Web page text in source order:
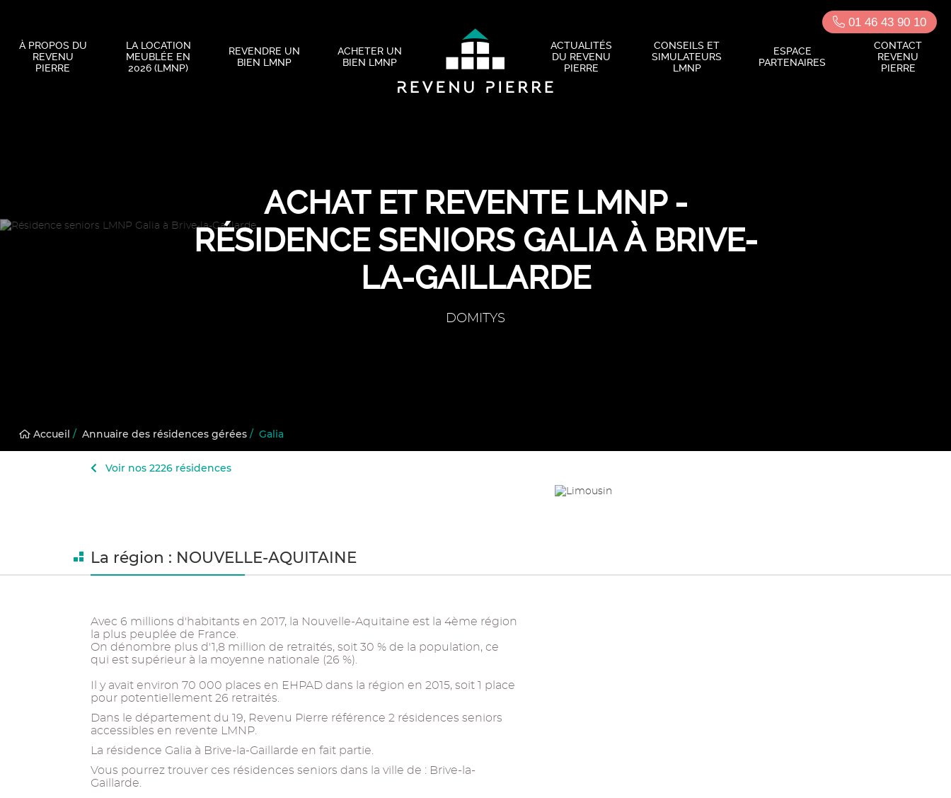
À PROPOS DU
REVENU
PIERRE
LA LOCATION
MEUBLÉE EN
2026 (LMNP)
REVENDRE UN
BIEN LMNP
ACHETER UN
BIEN LMNP
ACTUALITÉS
DU REVENU
PIERRE
CONSEILS ET
SIMULATEURS
LMNP
ESPACE
PARTENAIRES
CONTACT
REVENU
PIERRE
01 46 43 90 10
ACHAT ET REVENTE LMNP -
RÉSIDENCE SENIORS GALIA À BRIVE-
LA-GAILLARDE
DOMITYS
Accueil / Annuaire des résidences gérées / Galia
Voir nos 2226 résidences
La région : NOUVELLE-AQUITAINE
Avec 6 millions d'habitants en 2017, la Nouvelle-Aquitaine est la 4ème région
la plus peuplée de France.
On dénombre plus d'1,8 million de retraités, soit 30 % de la population, ce
qui est supérieur à la moyenne nationale (26 %).
Il y avait environ 70 000 places en EHPAD dans la région en 2015, soit 1 place
pour potentiellement 26 retraités.
Dans le département du 19, Revenu Pierre référence 2 résidences seniors
accessibles en revente LMNP.
La résidence Galia à Brive-la-Gaillarde en fait partie.
Vous pourrez trouver ces résidences seniors dans la ville de : Brive-la-
Gaillarde.